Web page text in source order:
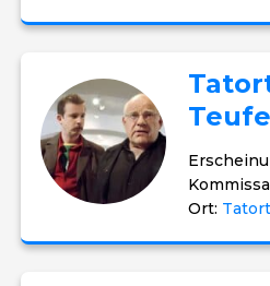
Ort: